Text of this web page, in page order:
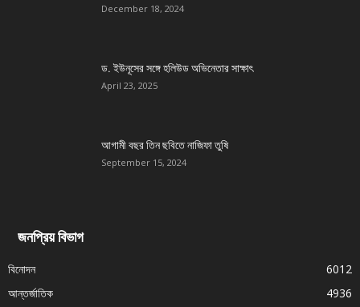
December 18, 2024
ড. ইউনূসের সঙ্গে হলিউড অভিনেতার সাক্ষাৎ
April 23, 2025
আগামী বছর তিন ছবিতে নাজিফা তুষি
September 15, 2024
জনপ্রিয় বিভাগ
বিনোদন
6012
আন্তর্জাতিক
4936